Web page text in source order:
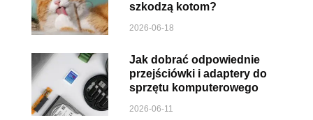
szkodzą kotom?
2026-06-18
Jak dobrać odpowiednie
przejściówki i adaptery do
sprzętu komputerowego
2026-06-11